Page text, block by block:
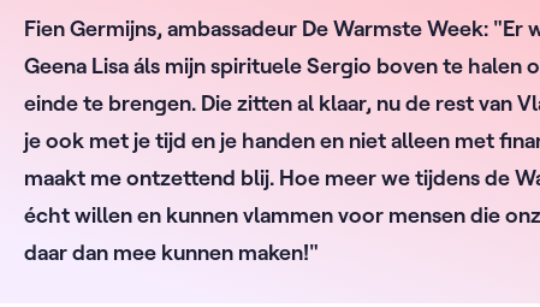
Fien Germijns, ambassadeur De Warmste Week:
Geena Lisa áls mijn spirituele Sergio boven te
einde te brengen. Die zitten al klaar, nu de rest van
je ook met je tijd en je handen en niet alleen met
maakt me ontzettend blij. Hoe meer we tijdens de
écht willen en kunnen vlammen voor mensen die
daar dan mee kunnen maken!"